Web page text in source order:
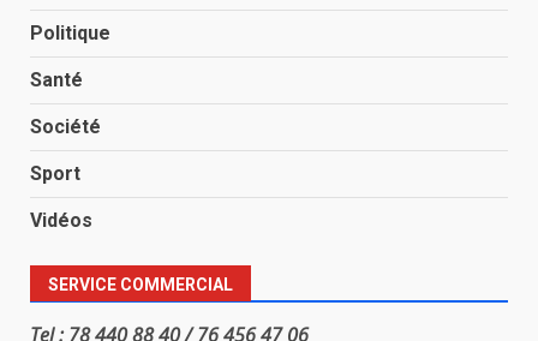
Politique
Santé
Société
Sport
Vidéos
SERVICE COMMERCIAL
Tel : 78 440 88 40 / 76 456 47 06